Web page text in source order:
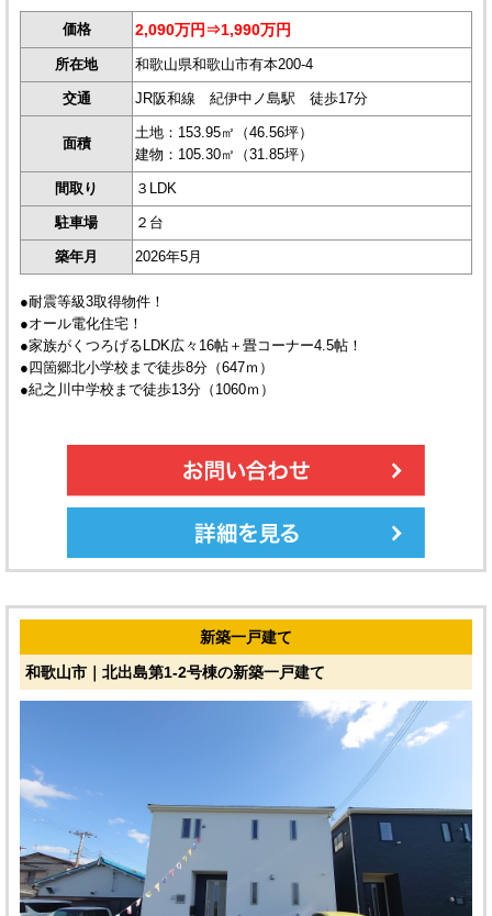
価格 2,090万円⇒1,990万円
所在地 和歌山県和歌山市有本200-4
交通 JR阪和線 紀伊中ノ島駅 徒歩17分
面積
土地：153.95㎡（46.56坪）
建物：105.30㎡（31.85坪）
間取り ３LDK
駐車場 ２台
築年月 2026年5月
●耐震等級3取得物件！
●オール電化住宅！
●家族がくつろげるLDK広々16帖＋畳コーナー4.5帖！
●四箇郷北小学校まで徒歩8分（647ｍ）
●紀之川中学校まで徒歩13分（1060ｍ）
新築一戸建て
和歌山市｜北出島第1-2号棟の新築一戸建て